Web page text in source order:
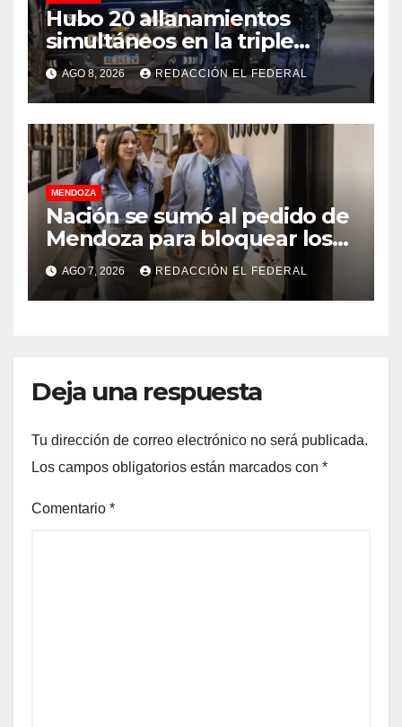
Hubo 20 allanamientos
simultáneos en la triple
frontera de Luján, Maipú y
Godoy Cruz
AGO 8, 2026 REDACCIÓN EL FEDERAL
MENDOZA
Nación se sumó al pedido de
Mendoza para bloquear los
celulares en las cárceles de
la provincia
AGO 7, 2026 REDACCIÓN EL FEDERAL
Deja una respuesta
Tu dirección de correo electrónico no será publicada.
Los campos obligatorios están marcados con *
Comentario *